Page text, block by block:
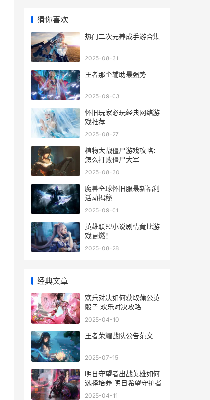
猜你喜欢
热门二次元养成手游合集
2025-08-31
王者那个辅助最强势
2025-09-03
怀旧玩家必玩经典网络游
戏推荐
2025-08-27
植物大战僵尸游戏攻略：
怎么打败僵尸大军
2025-08-30
魔兽全球怀旧服最新福利
活动揭秘
2025-09-01
英雄联盟小说剧情竟比游
戏更燃！
2025-08-28
经典文章
欢乐对决如何获取蒲公英
骰子 欢乐对决攻略
2025-04-10
王者荣耀战队公告范文
2025-07-15
明日守望者出战英雄如何
选择培养 明日希望守护者
2025-04-11